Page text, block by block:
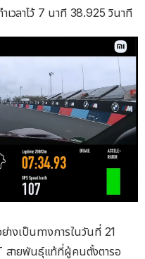
ลาไว้ 7 นาที 38.925 วินาที
างเป็นทางการในวันที่ 21
สายพันธุ์แท้ที่ผู้คนตั้งตารอ